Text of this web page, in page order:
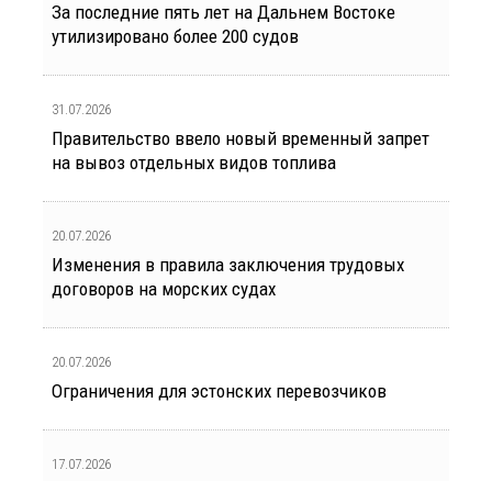
За последние пять лет на Дальнем Востоке
утилизировано более 200 судов
31.07.2026
Правительство ввело новый временный запрет
на вывоз отдельных видов топлива
20.07.2026
Изменения в правила заключения трудовых
договоров на морских судах
20.07.2026
Ограничения для эстонских перевозчиков
17.07.2026